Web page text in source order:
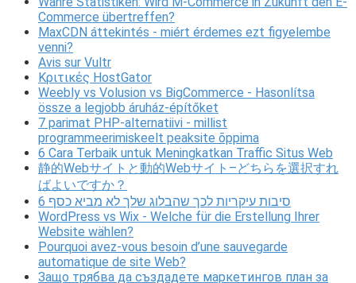
Commerce übertreffen?
MaxCDN áttekintés - miért érdemes ezt figyelembe
venni?
Avis sur Vultr
Κριτικές HostGator
Weebly vs Volusion vs BigCommerce - Hasonlítsa
össze a legjobb áruház-építőket
7 parimat PHP-alternatiivi - millist
programmeerimiskeelt peaksite õppima
6 Cara Terbaik untuk Meningkatkan Traffic Situs Web
静的Webサイトと動的Webサイト–どちらを選択すれ
ばよいですか？
6 סיבות עיקריות לכך שהבלוג שלך לא מביא כסף
WordPress vs Wix - Welche für die Erstellung Ihrer
Website wählen?
Pourquoi avez-vous besoin d’une sauvegarde
automatique de site Web?
Защо трябва да създадете маркетингов план за